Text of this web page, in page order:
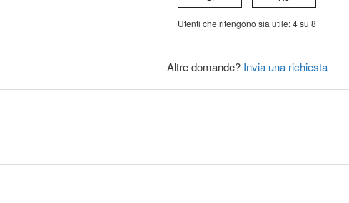
Utenti che ritengono sia utile: 4 su 8
Altre domande? Invia una richiesta